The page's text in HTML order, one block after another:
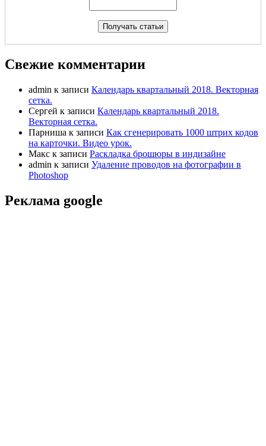
Свежие комментарии
admin к записи Календарь квартальный 2018. Векторная
сетка.
Сергей к записи Календарь квартальный 2018.
Векторная сетка.
Парниша к записи Как сгенерировать 1000 штрих кодов
на карточки. Видео урок.
Макс к записи Раскладка брошюры в индизайне
admin к записи Удаление проводов на фотографии в
Photoshop
Реклама google